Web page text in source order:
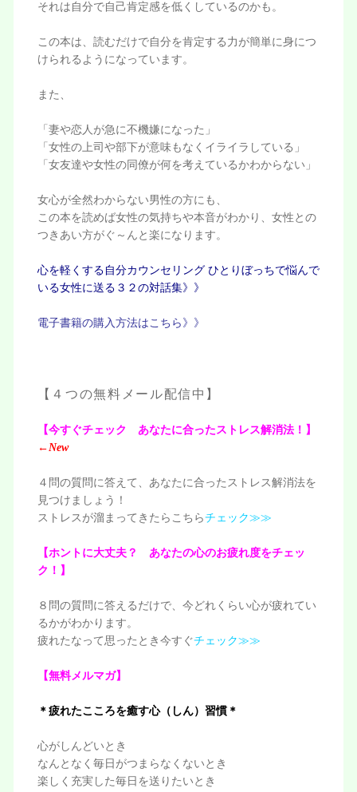
それは自分で自己肯定感を低くしているのかも。
この本は、読むだけで自分を肯定する力が簡単に身につ
けられるようになっています。
また、
「妻や恋人が急に不機嫌になった」
「女性の上司や部下が意味もなくイライラしている」
「女友達や女性の同僚が何を考えているかわからない」
女心が全然わからない男性の方にも、
この本を読めば女性の気持ちや本音がわかり、女性との
つきあい方がぐ～んと楽になります。
心を軽くする自分カウンセリング ひとりぼっちで悩んで
いる女性に送る３２の対話集》》
電子書籍の購入方法はこちら》》
【４つの無料メール配信中】
【今すぐチェック あなたに合ったストレス解消法！】
←New
４問の質問に答えて、あなたに合ったストレス解消法を
見つけましょう！
ストレスが溜まってきたらこちらチェック≫≫
【ホントに大丈夫？ あなたの心のお疲れ度をチェッ
ク！】
８問の質問に答えるだけで、今どれくらい心が疲れてい
るかがわかります。
疲れたなって思ったとき今すぐチェック≫≫
【無料メルマガ】
＊疲れたこころを癒す心（しん）習慣＊
心がしんどいとき
なんとなく毎日がつまらなくないとき
楽しく充実した毎日を送りたいとき